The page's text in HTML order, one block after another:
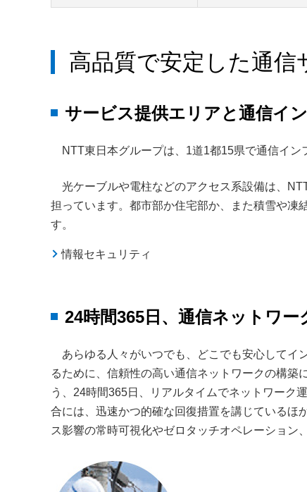
高品質で安定した通信
サービス提供エリアと通信イ
NTT東日本グループは、1道1都15県で通信イン
光ケーブルや電柱などのアクセス系設備は、
担っています。都市部か住宅部か、また積雪や凍
す。
情報セキュリティ
24時間365日、通信ネットワ
あらゆる人々がいつでも、どこでも安心してイ
るために、信頼性の高い通信ネットワークの構
う、24時間365日、リアルタイムでネットワーク
合には、迅速かつ的確な回復措置を講じているほ
ス影響の常時可視化やゼロタッチオペレーション